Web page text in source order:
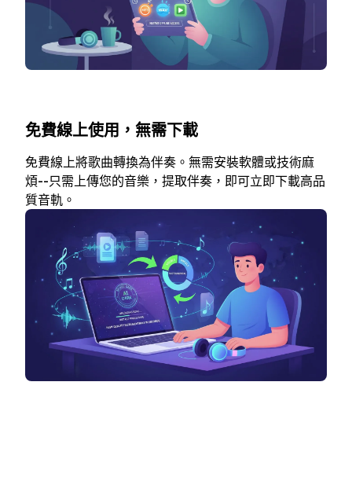
免費線上使用，無需下載
免費線上將歌曲轉換為伴奏。無需安裝軟體或技術麻
煩--只需上傳您的音樂，提取伴奏，即可立即下載高品
質音軌。